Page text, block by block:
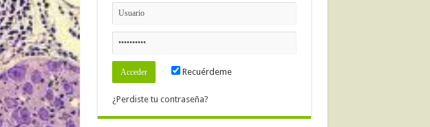
Recuérdeme
¿Perdiste tu contraseña?